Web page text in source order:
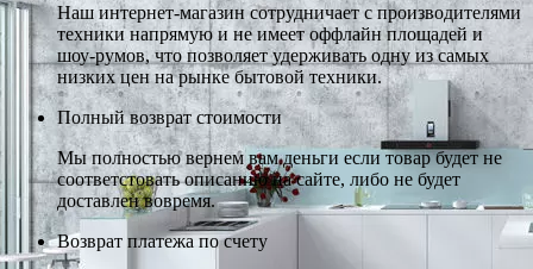
Наш интернет-магазин сотрудничает с производителями
техники напрямую и не имеет оффлайн площадей и
шоу-румов, что позволяет удерживать одну из самых
низких цен на рынке бытовой техники.
Полный возврат стоимости
Мы полностью вернем вам деньги если товар будет не
соответстовать описанию на сайте, либо не будет
доставлен вовремя.
Возврат платежа по счету